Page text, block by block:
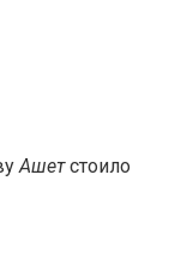
Ашетстоило